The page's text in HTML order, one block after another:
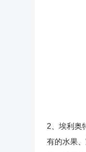
2、埃利奥
有的水果